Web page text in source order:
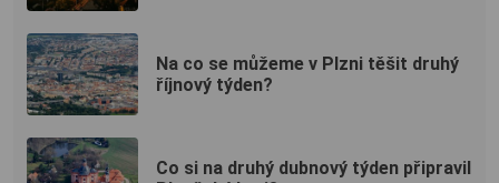
Na co se můžeme v Plzni těšit druhý
říjnový týden?
Co si na druhý dubnový týden připravil